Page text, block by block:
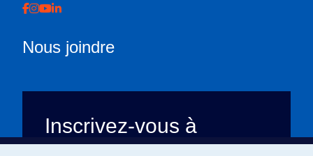
Nous joindre
Inscrivez-vous à
l’infolettre